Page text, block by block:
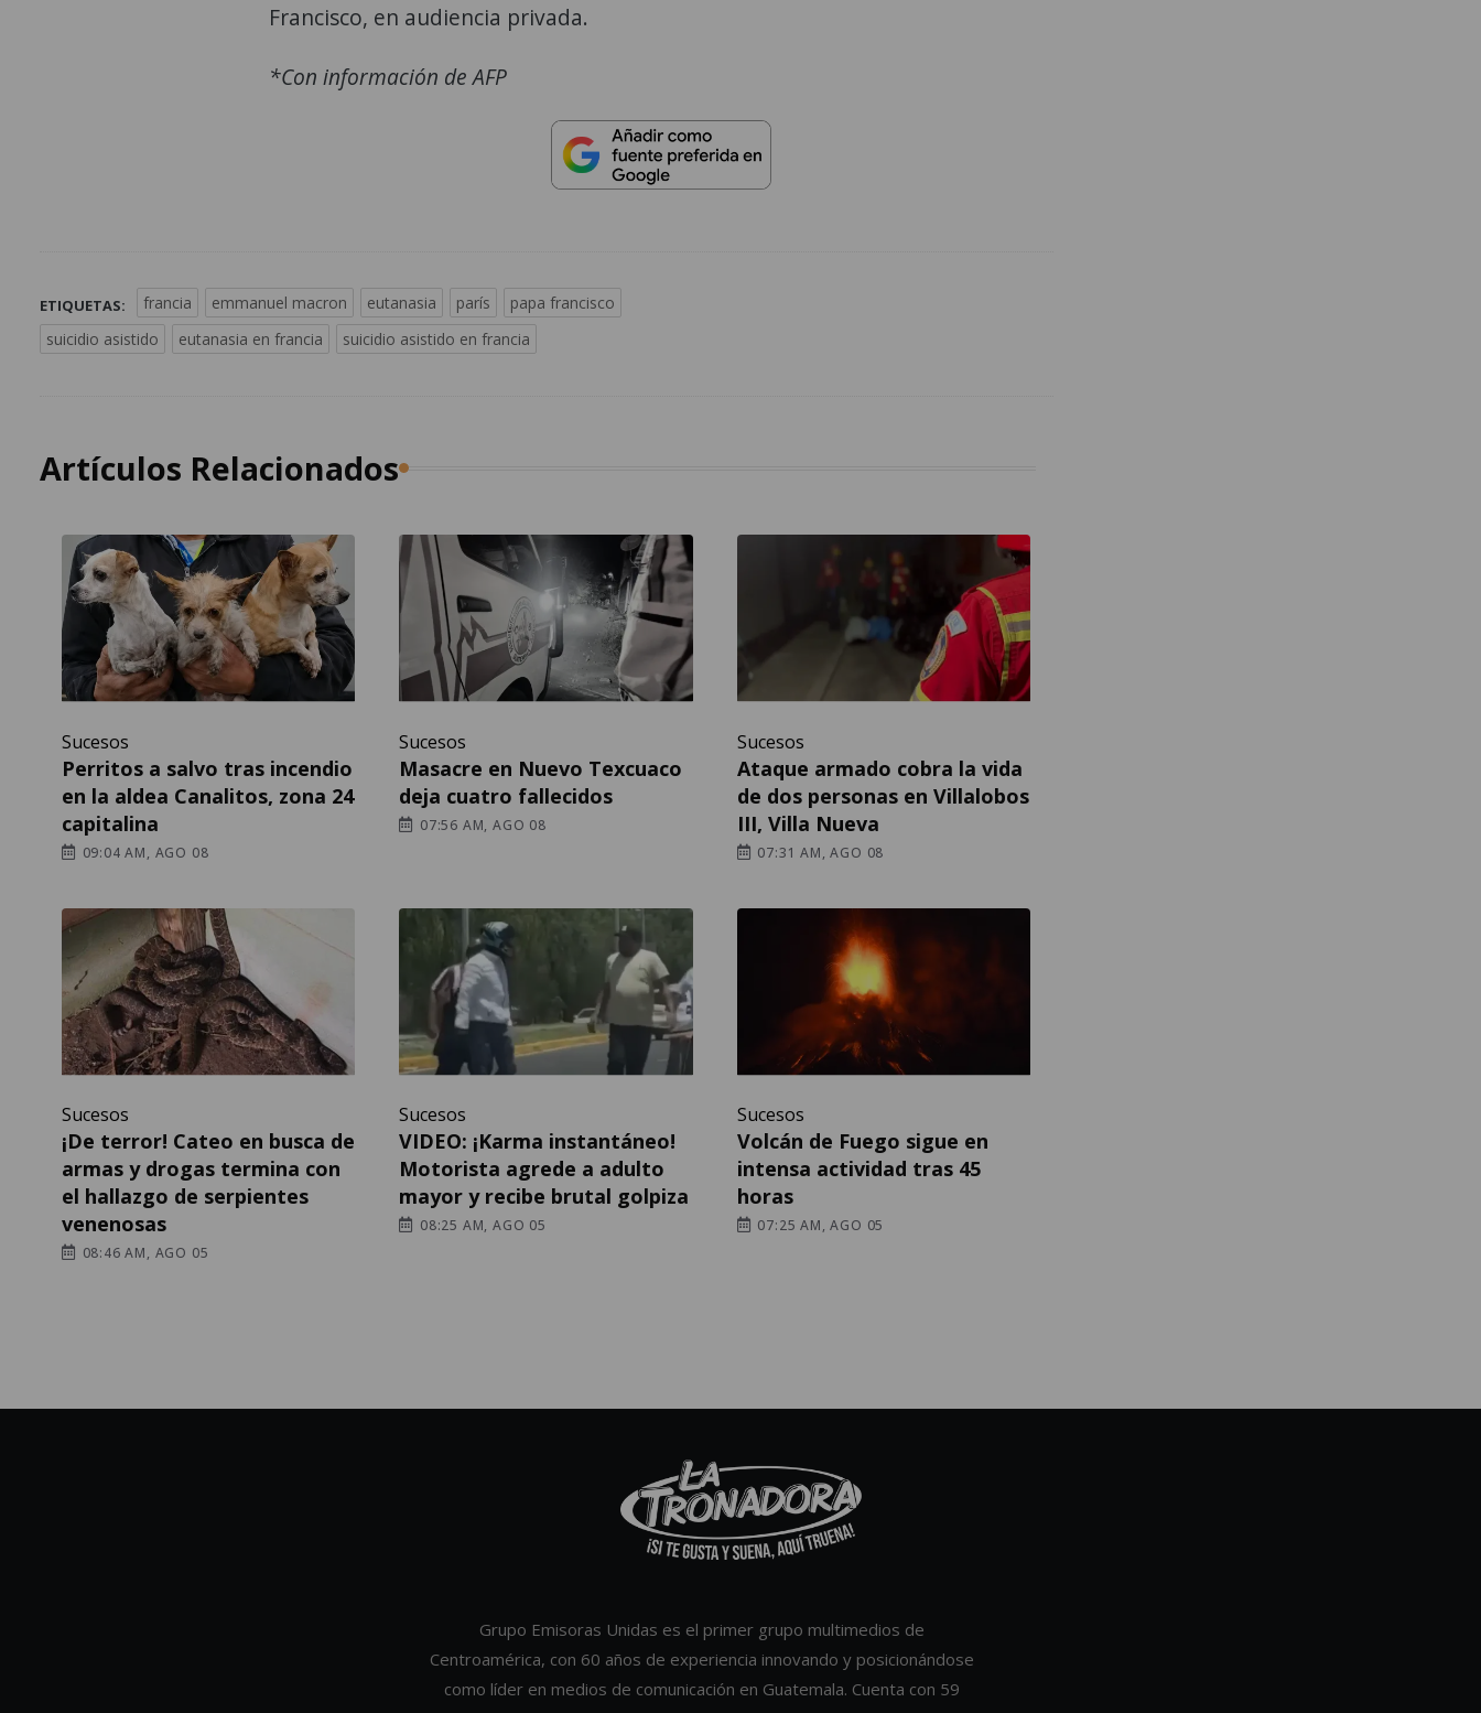
Francisco, en audiencia privada.
*Con información de AFP
ETIQUETAS: francia emmanuel macron eutanasia parís
papa francisco
suicidio asistido
eutanasia en francia suicidio asistido en francia
Artículos Relacionados
Sucesos
Perritos a salvo tras incendio
en la aldea Canalitos, zona 24
capitalina
09:04 AM, AGO 08
Sucesos
Masacre en Nuevo Texcuaco
deja cuatro fallecidos
07:56 AM, AGO 08
Sucesos
Ataque armado cobra la vida
de dos personas en Villalobos
III, Villa Nueva
07:31 AM, AGO 08
Sucesos
¡De terror! Cateo en busca de
armas y drogas termina con
el hallazgo de serpientes
venenosas
08:46 AM, AGO 05
Sucesos
VIDEO: ¡Karma instantáneo!
Motorista agrede a adulto
mayor y recibe brutal golpiza
08:25 AM, AGO 05
Sucesos
Volcán de Fuego sigue en
intensa actividad tras 45
horas
07:25 AM, AGO 05
Grupo Emisoras Unidas es el primer grupo multimedios de
Centroamérica, con 60 años de experiencia innovando y posicionándose
como líder en medios de comunicación en Guatemala. Cuenta con 59